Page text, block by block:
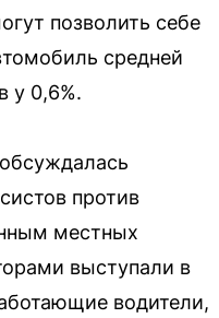
позволить себе
средней
у 0,6%.
против
местных
выступали в
водители,